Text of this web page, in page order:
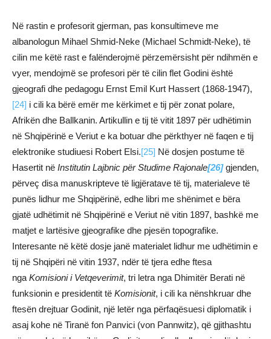
Në rastin e profesorit gjerman, pas konsultimeve me
albanologun Mihael Shmid-Neke (Michael Schmidt-Neke), të
cilin me këtë rast e falënderojmë përzemërsisht për ndihmën e
vyer, mendojmë se profesori për të cilin flet Godini është
gjeografi dhe pedagogu Ernst Emil Kurt Hassert (1868-1947),
[24] i cili ka bërë emër me kërkimet e tij për zonat polare,
Afrikën dhe Ballkanin. Artikullin e tij të vitit 1897 për udhëtimin
në Shqipërinë e Veriut e ka botuar dhe përkthyer në faqen e tij
elektronike studiuesi Robert Elsi.[25] Në dosjen postume të
Hasertit në Institutin Lajbnic për Studime Rajonale[26]gjenden,
përveç disa manuskripteve të ligjëratave të tij, materialeve të
punës lidhur me Shqipërinë, edhe libri me shënimet e bëra
gjatë udhëtimit në Shqipërinë e Veriut në vitin 1897, bashkë me
matjet e lartësive gjeografike dhe pjesën topografike.
Interesante në këtë dosje janë materialet lidhur me udhëtimin e
tij në Shqipëri në vitin 1937, ndër të tjera edhe ftesa
nga Komisioni i Vetqeverimit, tri letra nga Dhimitër Berati në
funksionin e presidentit të Komisionit, i cili ka nënshkruar dhe
ftesën drejtuar Godinit, një letër nga përfaqësuesi diplomatik i
asaj kohe në Tiranë fon Panvici (von Pannwitz), që gjithashtu